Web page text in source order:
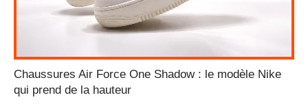
Chaussures Air Force One Shadow : le modèle Nike
qui prend de la hauteur